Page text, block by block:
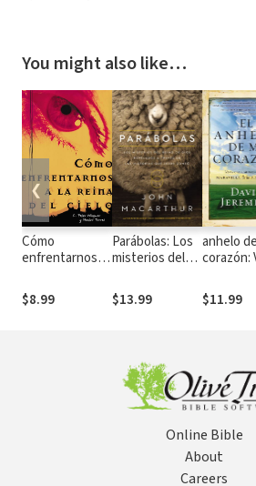
You might also like…
Cómo
enfrentarnos a
$8.99
Parábolas: Los
misterios del
revelados a
través de las
$13.99
anhelo
corazón:
en la
de la
$11.99
❮
Online Bible
About
Careers